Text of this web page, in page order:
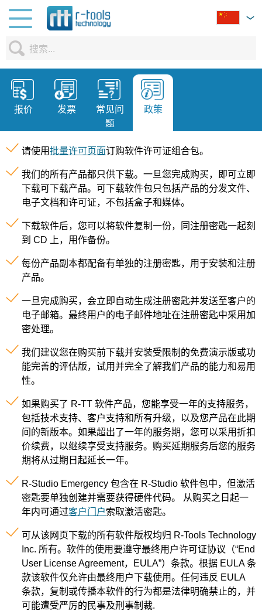
报价 发票
常见问
题
政策
请使用批量许可页面订购软件许可证组合包。
我们的所有产品都只供下载。一旦您完成购买，即可立即
下载可下载产品。可下载软件包只包括产品的分发文件、
电子文档和许可证，不包括盒子和媒体。
下载软件后，您可以将软件复制一份，同注册密匙一起刻
到 CD 上，用作备份。
每份产品副本都配备有单独的注册密匙，用于安装和注册
产品。
一旦完成购买，会立即自动生成注册密匙并发送至客户的
电子邮箱。最终用户的电子邮件地址在注册密匙中采用加
密处理。
我们建议您在购买前下载并安装受限制的免费演示版或功
能完善的评估版，试用并完全了解我们产品的能力和易用
性。
如果购买了 R-TT 软件产品，您能享受一年的支持服务，
包括技术支持、客户支持和所有升级，以及您产品在此期
间的新版本。如果超出了一年的服务期，您可以采用折扣
价续费，以继续享受支持服务。购买延期服务后您的服务
期将从过期日起延长一年。
R-Studio Emergency 包含在 R-Studio 软件包中，但激活
密匙要单独创建并需要获得硬件代码。 从购买之日起一
年内可通过客户门户索取激活密匙。
可从该网页下载的所有软件版权均归 R-Tools Technology
Inc. 所有。软件的使用要遵守最终用户许可证协议（“End
User License Agreement，EULA”）条款。根据 EULA 条
款该软件仅允许由最终用户下载使用。任何违反 EULA
条款，复制或传播本软件的行为都是法律明确禁止的，并
可能遭受严厉的民事及刑事制裁.